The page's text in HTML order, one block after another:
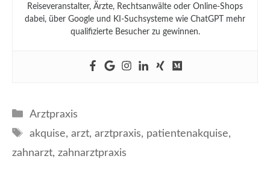
Reiseveranstalter, Ärzte, Rechtsanwälte oder Online-Shops
dabei, über Google und KI-Suchsysteme wie ChatGPT mehr
qualifizierte Besucher zu gewinnen.
Kategorien
Arztpraxis
Schlagwörter
akquise, arzt, arztpraxis, patientenakquise,
zahnarzt, zahnarztpraxis